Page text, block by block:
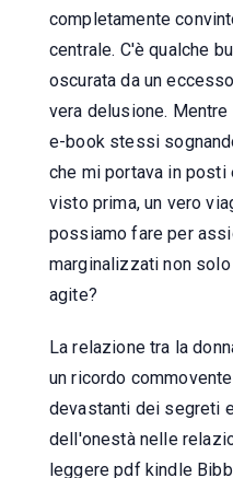
completamente
centrale. C'è qualche
oscurata da un
vera delusione.
e-book stessi
che mi portava in posti
visto prima, un vero
possiamo fare per
marginalizzati non
agite?
La relazione tra la
un ricordo
devastanti dei segreti
dell'onestà nelle
leggere pdf kindle